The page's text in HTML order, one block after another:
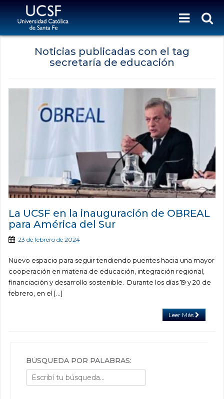
Noticias publicadas con el tag
secretaría de educación
La UCSF en la inauguración de OBREAL
para América del Sur
23 de febrero de 2024
Nuevo espacio para seguir tendiendo puentes hacia una mayor
cooperación en materia de educación, integración regional,
financiación y desarrollo sostenible. Durante los días 19 y 20 de
febrero, en el […]
Leer Más
BÚSQUEDA POR PALABRAS: